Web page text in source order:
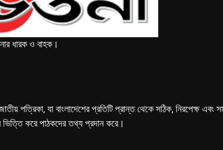
ধারক ও বাহক।
পত্রিকা, যা বাংলাদেশের প্রতিটি প্রান্ত থেকে সঠিক, নিরপেক্ষ
করে পাঠকদের তথ্য প্রদান করে।